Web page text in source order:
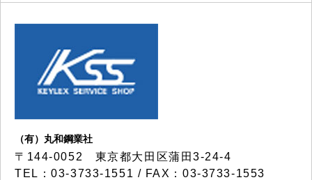
（有）丸和鋼業社
〒144-0052 東京都大田区蒲田3-24-4
TEL：03-3733-1551 / FAX：03-3733-1553